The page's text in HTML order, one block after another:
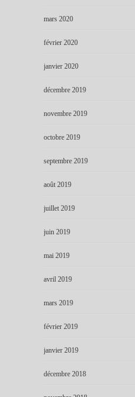
mars 2020
février 2020
janvier 2020
décembre 2019
novembre 2019
octobre 2019
septembre 2019
août 2019
juillet 2019
juin 2019
mai 2019
avril 2019
mars 2019
février 2019
janvier 2019
décembre 2018